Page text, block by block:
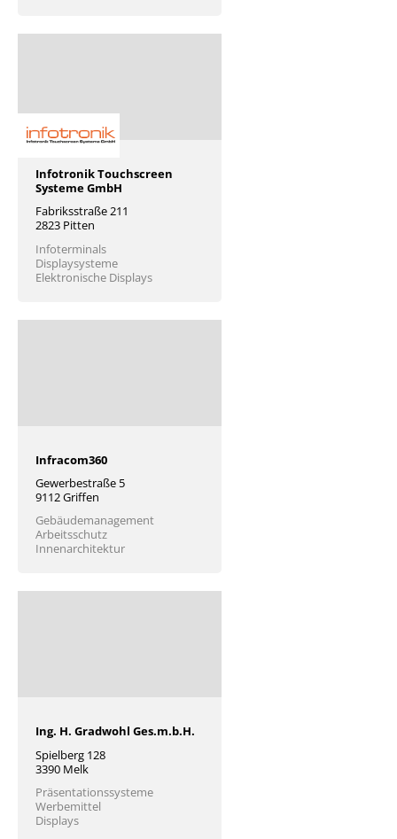
Infotronik Touchscreen
Systeme GmbH
Fabriksstraße 211
2823 Pitten
Infoterminals
Displaysysteme
Elektronische Displays
Infracom360
Gewerbestraße 5
9112 Griffen
Gebäudemanagement
Arbeitsschutz
Innenarchitektur
Ing. H. Gradwohl Ges.m.b.H.
Spielberg 128
3390 Melk
Präsentationssysteme
Werbemittel
Displays